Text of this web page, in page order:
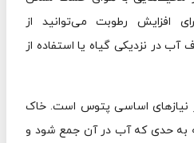
افزایش رطوبت می‌توانید از
آب در نزدیکی گیاه یا استفاده از
نیازهای اساسی پتوس است. خاک
نه به حدی که آب در آن جمع شود و